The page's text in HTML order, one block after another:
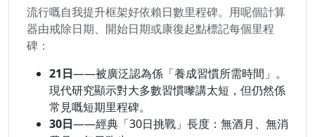
流行嘅自我提升框架好依賴日數里程碑。用呢個計算
器由戒除日期、開始日期或康復起點標記每個里程
碑：
21日——被廣泛認為係「養成習慣所需時間」。
現代研究顯示對大多數習慣嚟講太短，但仍然係
常見嘅短期里程碑。
30日——經典「30日挑戰」長度：無酒月、無消